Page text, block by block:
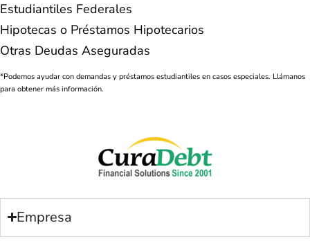
Estudiantiles Federales
Hipotecas o Préstamos Hipotecarios
Otras Deudas Aseguradas
*Podemos ayudar con demandas y préstamos estudiantiles en casos especiales. Llámanos
para obtener más información.
Empresa